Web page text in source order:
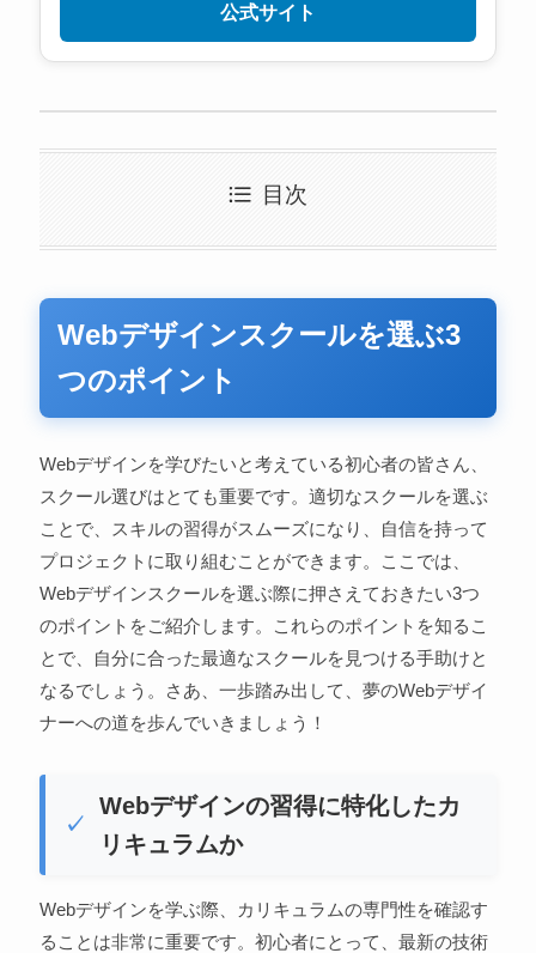
公式サイト
目次
Webデザインスクールを選ぶ3
つのポイント
Webデザインを学びたいと考えている初心者の皆さん、
スクール選びはとても重要です。適切なスクールを選ぶ
ことで、スキルの習得がスムーズになり、自信を持って
プロジェクトに取り組むことができます。ここでは、
Webデザインスクールを選ぶ際に押さえておきたい3つ
のポイントをご紹介します。これらのポイントを知るこ
とで、自分に合った最適なスクールを見つける手助けと
なるでしょう。さあ、一歩踏み出して、夢のWebデザイ
ナーへの道を歩んでいきましょう！
Webデザインの習得に特化したカ
リキュラムか
Webデザインを学ぶ際、カリキュラムの専門性を確認す
ることは非常に重要です。初心者にとって、最新の技術